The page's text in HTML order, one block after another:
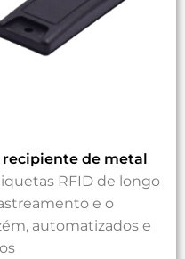
recipiente de metal
RFID de longo
e o
automatizados e